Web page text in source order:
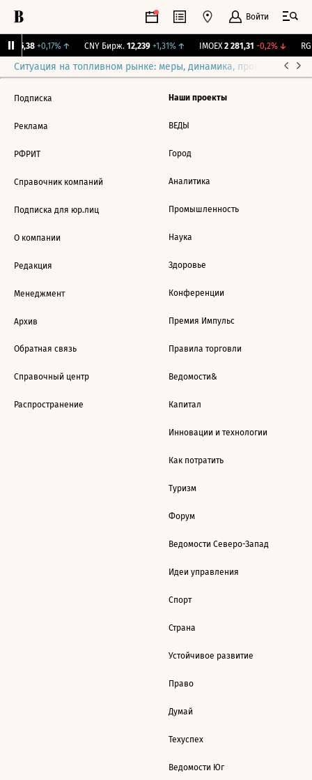
Войти
115,38 +0,17%↑ CNY Бирж. 12,239 +1,31%↑ IMOEX 2 281,31 -0,2%↓
Ситуация на топливном рынке: меры, динамика, прогнозы
Подписка
Реклама
РФРИТ
Справочник компаний
Подписка для юр.лиц
О компании
Редакция
Менеджмент
Архив
Обратная связь
Справочный центр
Распространение
Наши проекты
ВЕДЫ
Город
Аналитика
Промышленность
Наука
Здоровье
Конференции
Премия Импульс
Правила торговли
Ведомости&
Капитал
Инновации и технологии
Как потратить
Туризм
Форум
Ведомости Северо-Запад
Идеи управления
Спорт
Страна
Устойчивое развитие
Право
Думай
Техуспех
Ведомости Юг